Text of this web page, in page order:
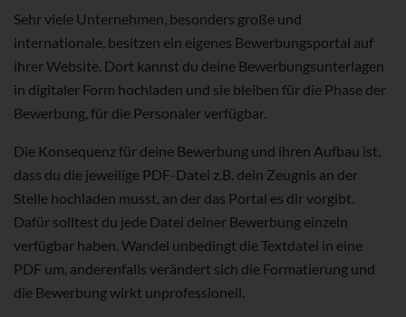
Sehr viele Unternehmen, besonders große und
internationale, besitzen ein eigenes Bewerbungsportal auf
ihrer Website. Dort kannst du deine Bewerbungsunterlagen
in digitaler Form hochladen und sie bleiben für die Phase der
Bewerbung, für die Personaler verfügbar.
Die Konsequenz für deine Bewerbung und ihren Aufbau ist,
dass du die jeweilige PDF-Datei z.B. dein Zeugnis an der
Stelle hochladen musst, an der das Portal es dir vorgibt.
Dafür solltest du jede Datei deiner Bewerbung einzeln
verfügbar haben. Wandel unbedingt die Textdatei in eine
PDF um, anderenfalls verändert sich die Formatierung und
die Bewerbung wirkt unprofessionell.